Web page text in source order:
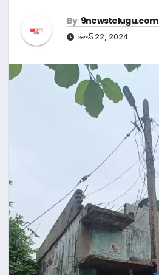
By 9newstelugu.com
జూన్ 22, 2024